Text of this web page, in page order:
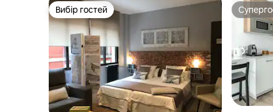
Вибір гостей
Вибір гостей